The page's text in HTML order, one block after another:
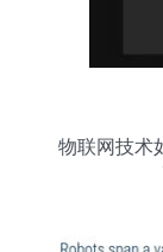
物联网技术